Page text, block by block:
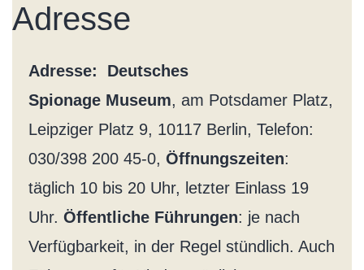
Adresse
Adresse: Deutsches
Spionage Museum, am Potsdamer Platz,
Leipziger Platz 9, 10117 Berlin, Telefon:
030/398 200 45-0, Öffnungszeiten:
täglich 10 bis 20 Uhr, letzter Einlass 19
Uhr. Öffentliche Führungen: je nach
Verfügbarkeit, in der Regel stündlich. Auch